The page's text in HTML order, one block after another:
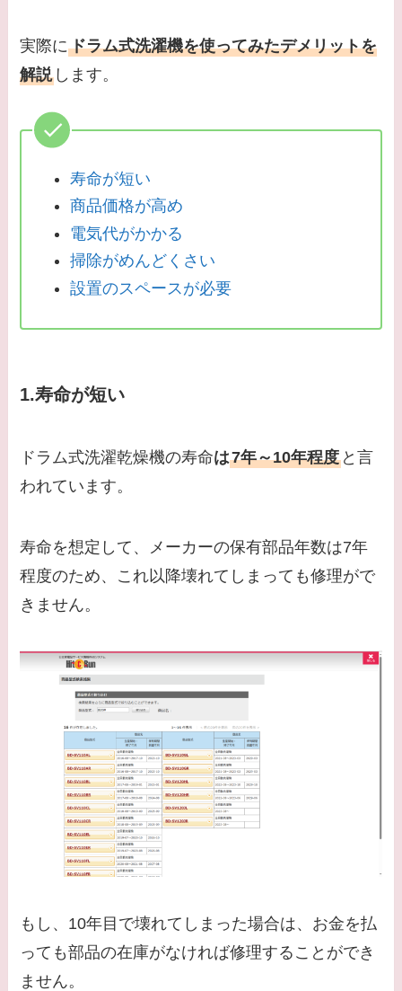
実際にドラム式洗濯機を使ってみたデメリットを
解説 します。
寿命が短い
商品価格が高め
電気代がかかる
掃除がめんどくさい
設置のスペースが必要
1.寿命が短い
ドラム式洗濯乾燥機の寿命は7年～10年程度 と言
われています。
寿命を想定して、メーカーの保有部品年数は7年
程度のため、これ以降壊れてしまっても修理がで
きません。
もし、10年目で壊れてしまった場合は、お金を払
っても部品の在庫がなければ修理することができ
ません。